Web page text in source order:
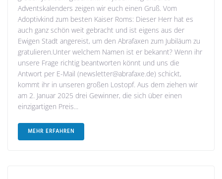
Adventskalenders zeigen wir euch einen Gruß. Vom
Adoptivkind zum besten Kaiser Roms: Dieser Herr hat es
auch ganz schön weit gebracht und ist eigens aus der
Ewigen Stadt angereist, um den Abrafaxen zum Jubiläum zu
gratulieren.Unter welchem Namen ist er bekannt? Wenn ihr
unsere Frage richtig beantworten könnt und uns die
Antwort per E-Mail (newsletter@abrafaxe.de) schickt,
kommt ihr in unseren großen Lostopf. Aus dem ziehen wir
am 2. Januar 2025 drei Gewinner, die sich über einen
einzigartigen Preis...
MEHR ERFAHREN